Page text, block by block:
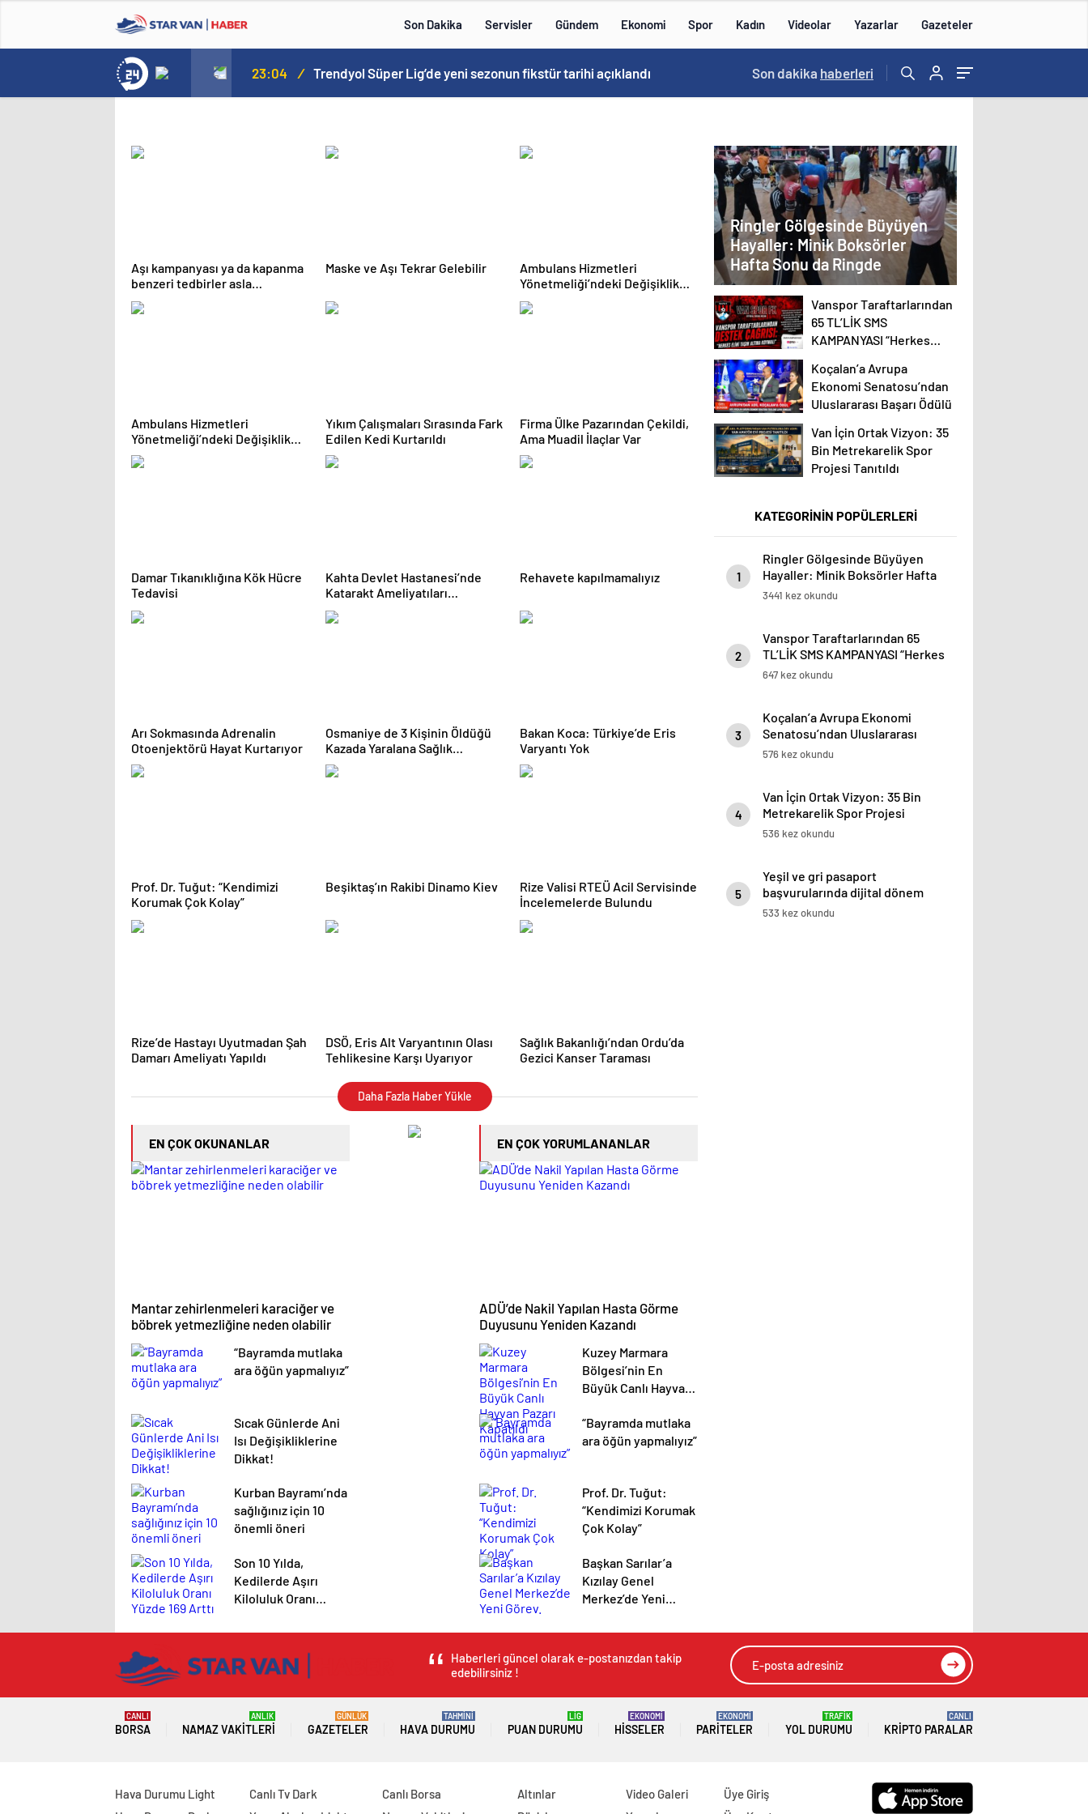
Son Dakika Servisler Gündem Ekonomi Spor Kadın Videolar Yazarlar Gazeteler
23:04 / Trendyol Süper Lig’de yeni sezonun fikstür tarihi açıklandı 22:29 /
Son dakika haberleri
Aşı kampanyası ya da kapanma
benzeri tedbirler asla
uygulanmayacak
Maske ve Aşı Tekrar Gelebilir
Ambulans Hizmetleri
Yönetmeliği’ndeki Değişiklik
Resmi Gazete’de – Birlik Haber
Ajansı- Türkiye’nin Haber Ağı
Ambulans Hizmetleri
Yönetmeliği’ndeki Değişiklik
Resmi Gazete’de
Yıkım Çalışmaları Sırasında Fark
Edilen Kedi Kurtarıldı
Firma Ülke Pazarından Çekildi,
Ama Muadil İlaçlar Var
Damar Tıkanıklığına Kök Hücre
Tedavisi
Kahta Devlet Hastanesi’nde
Katarakt Ameliyatıları
Yapılmaya Başlandı
Rehavete kapılmamalıyız
Arı Sokmasında Adrenalin
Otoenjektörü Hayat Kurtarıyor
Osmaniye de 3 Kişinin Öldüğü
Kazada Yaralana Sağlık
Personellerinin Tedavisi
Devam Ediyor
Bakan Koca: Türkiye’de Eris
Varyantı Yok
Prof. Dr. Tuğut: “Kendimizi
Korumak Çok Kolay”
Beşiktaş’ın Rakibi Dinamo Kiev
Rize Valisi RTEÜ Acil Servisinde
İncelemelerde Bulundu
Rize’de Hastayı Uyutmadan Şah
Damarı Ameliyatı Yapıldı
DSÖ, Eris Alt Varyantının Olası
Tehlikesine Karşı Uyarıyor
Sağlık Bakanlığı’ndan Ordu’da
Gezici Kanser Taraması
Daha Fazla Haber Yükle
EN ÇOK OKUNANLAR
Mantar zehirlenmeleri karaciğer ve
böbrek yetmezliğine neden olabilir
“Bayramda mutlaka
ara öğün yapmalıyız”
Sıcak Günlerde Ani
Isı Değişikliklerine
Dikkat!
Kurban Bayramı’nda
sağlığınız için 10
önemli öneri
Son 10 Yılda,
Kedilerde Aşırı
Kiloluluk Oranı
EN ÇOK YORUMLANANLAR
ADÜ’de Nakil Yapılan Hasta Görme
Duyusunu Yeniden Kazandı
Kuzey Marmara
Bölgesi’nin En
Büyük Canlı Hayvan
“Bayramda mutlaka
ara öğün yapmalıyız”
Prof. Dr. Tuğut:
“Kendimizi Korumak
Çok Kolay”
Başkan Sarılar’a
Kızılay Genel
Merkez’de Yeni
Ringler Gölgesinde Büyüyen
Hayaller: Minik Boksörler
Hafta Sonu da Ringde
Vanspor Taraftarlarından
65 TL’LİK SMS
KAMPANYASI “Herkes
Koçalan’a Avrupa
Ekonomi Senatosu’ndan
Uluslararası Başarı Ödülü
Van İçin Ortak Vizyon: 35
Bin Metrekarelik Spor
Projesi Tanıtıldı
KATEGORİNİN POPÜLERLERİ
1
Ringler Gölgesinde Büyüyen
Hayaller: Minik Boksörler Hafta
Sonu da Ringde
3441 kez okundu
2
Vanspor Taraftarlarından 65
TL’LİK SMS KAMPANYASI “Herkes
Elini Taşın Altına Koymalı”
647 kez okundu
3
Koçalan’a Avrupa Ekonomi
Senatosu’ndan Uluslararası
Başarı Ödülü
576 kez okundu
4
Van İçin Ortak Vizyon: 35 Bin
Metrekarelik Spor Projesi
Tanıtıldı
536 kez okundu
5
Yeşil ve gri pasaport
başvurularında dijital dönem
başladı
533 kez okundu
Haberleri güncel olarak e-postanızdan takip
edebilirsiniz !
BORSA
CANLI
NAMAZ VAKITLERI
ANLIK
GAZETELER
GÜNLÜK
HAVA DURUMU
TAHMİNİ
PUAN DURUMU
LİG
HISSELER
EKONOMİ
PARITELER
EKONOMİ
YOL DURUMU
TRAFİK
KRIPTO PARALAR
CANLI
Hava Durumu Light
Canlı Tv Dark
Canlı Borsa
Altınlar
Video Galeri
Üye Giriş